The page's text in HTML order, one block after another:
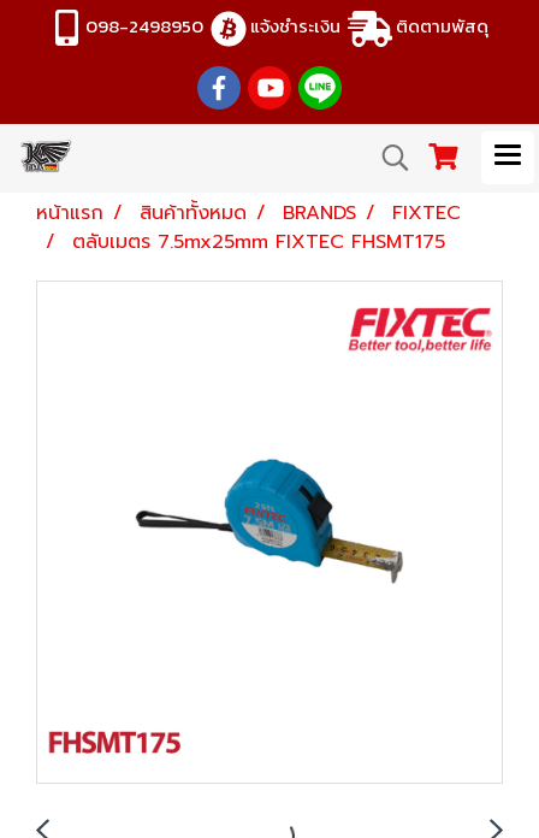
098-2498950 แจ้งชำระเงิน ติดตามพัสดุ
หน้าแรก สินค้าทั้งหมด BRANDS
FIXTEC
ตลับเมตร 7.5mx25mm FIXTEC FHSMT175